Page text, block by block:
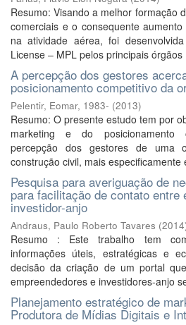
Resumo: Visando a melhor formação
comerciais e o consequente
na atividade aérea, foi
License – MPL pelos principais órgãos
A percepção dos gestores
posicionamento competitivo da
Pelentir, Eomar, 1983- (2013)
Resumo: O presente estudo tem por
marketing e do posicionamento
percepção dos gestores de uma
construção civil, mais especificamente
Pesquisa para averiguação de
para facilitação de contato entre
investidor-anjo
Andraus, Paulo Roberto Tavares (2014
Resumo : Este trabalho tem
informações úteis, estratégicas e
decisão da criação de um portal
empreendedores e investidores-anjo
Planejamento estratégico de
Produtora de Mídias Digitais e